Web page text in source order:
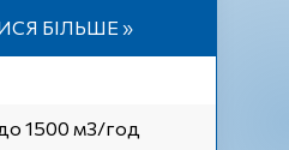
БІЛЬШЕ »
1500 м3/год